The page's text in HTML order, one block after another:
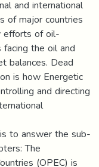
and international
of major countries
efforts of oil-
the oil and
balances. Dead
is how Energetic
and directing
to answer the sub-
The
(OPEC) is